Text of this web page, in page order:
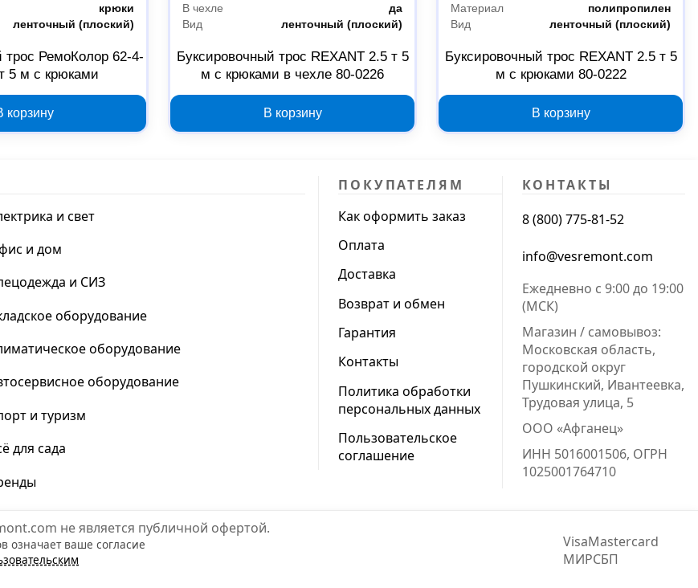
крюки
ленточный (плоский)
трос РемоКолор 62-4-
5 м с крюками
корзину
В чехле
да
Вид
ленточный (плоский)
Буксировочный трос REXANT 2.5 т 5
м с крюками в чехле 80-0226
В корзину
Материал
полипропилен
Вид
ленточный (плоский)
Буксировочный трос REXANT 2.5 т 5
м с крюками 80-0222
В корзину
и свет
и дом
и СИЗ
оборудование
оборудование
оборудование
и туризм
для сада
ПОКУПАТЕЛЯМ
Как оформить заказ
Оплата
Доставка
Возврат и обмен
Гарантия
Контакты
Политика обработки
персональных данных
Пользовательское
соглашение
КОНТАКТЫ
8 (800) 775-81-52
info@vesremont.com
Ежедневно с 9:00 до 19:00
(МСК)
Магазин / самовывоз:
Московская область,
городской округ
Пушкинский, Ивантеевка,
Трудовая улица, 5
ООО «Афганец»
ИНН 5016001506, ОГРН
1025001764710
не является публичной офертой.
означает ваше согласие
VisaMastercard
МИРСБП